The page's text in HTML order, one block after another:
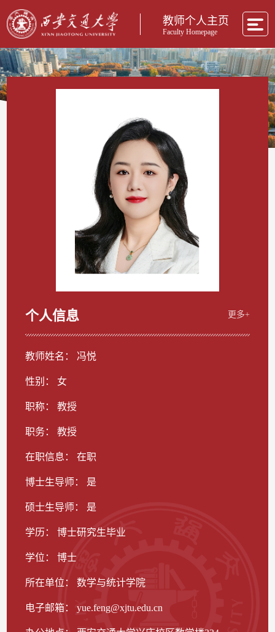
教师个人主页
Faculty Homepage
个人信息 更多+
教师姓名： 冯悦
性别： 女
职称： 教授
职务： 教授
在职信息： 在职
博士生导师： 是
硕士生导师： 是
学历： 博士研究生毕业
学位： 博士
所在单位： 数学与统计学院
电子邮箱：yue.feng@xjtu.edu.cn